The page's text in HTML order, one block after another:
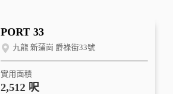
PORT 33
九龍 新蒲崗 爵祿街33號
實用面積
2,512 呎